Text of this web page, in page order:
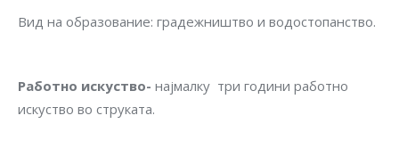
Вид на образование: градежништво и водостопанство.
Работно искуство- најмалку три години работно
искуство во струката.